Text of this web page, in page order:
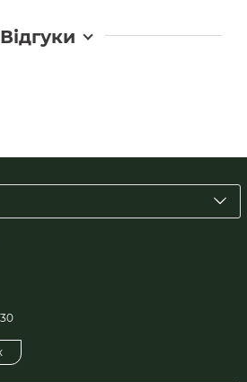
Відгуки